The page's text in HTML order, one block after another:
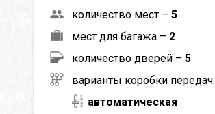
количество мест – 5
мест для багажа – 2
количество дверей – 5
варианты коробки передач:
автоматическая